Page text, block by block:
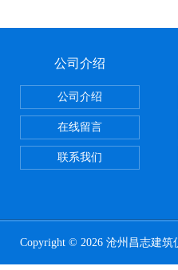
公司介绍
公司介绍
在线留言
联系我们
Copyright © 2026 沧州昌志建筑